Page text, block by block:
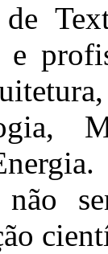
não